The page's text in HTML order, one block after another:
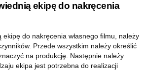
ekipę do nakręcenia
do nakręcenia własnego filmu, należy
Przede wszystkim należy określić
na produkcję. Następnie należy
ekipa jest potrzebna do realizacji